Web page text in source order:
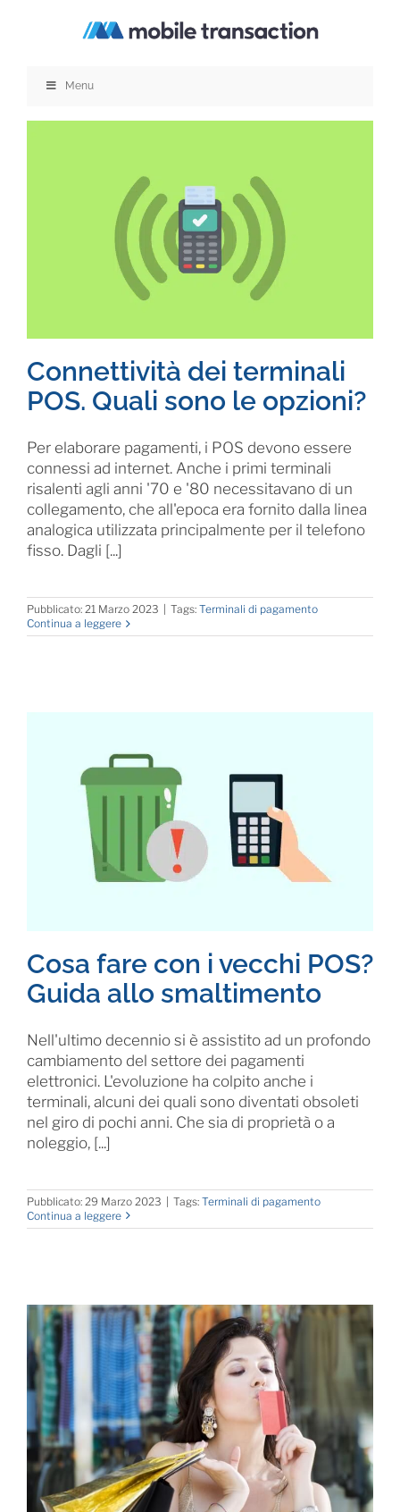
Menu
Connettività dei terminali
POS. Quali sono le opzioni?
Per elaborare pagamenti, i POS devono essere
connessi ad internet. Anche i primi terminali
risalenti agli anni '70 e '80 necessitavano di un
collegamento, che all'epoca era fornito dalla linea
analogica utilizzata principalmente per il telefono
fisso. Dagli [...]
Pubblicato: 21 Marzo 2023 Tags: Terminali di pagamento
Continua a leggere
Cosa fare con i vecchi POS?
Guida allo smaltimento
Nell'ultimo decennio si è assistito ad un profondo
cambiamento del settore dei pagamenti
elettronici. L'evoluzione ha colpito anche i
terminali, alcuni dei quali sono diventati obsoleti
nel giro di pochi anni. Che sia di proprietà o a
noleggio, [...]
Pubblicato: 29 Marzo 2023 Tags: Terminali di pagamento
Continua a leggere